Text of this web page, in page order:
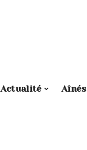
Actualité Aînés